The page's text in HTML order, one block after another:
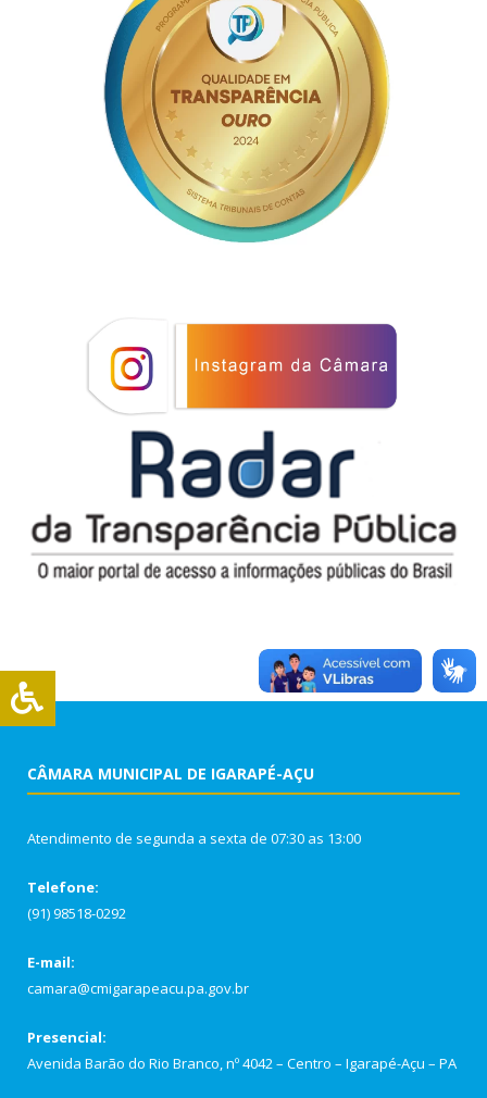
CÂMARA MUNICIPAL DE IGARAPÉ-AÇU
Atendimento de segunda a sexta de 07:30 as 13:00
Telefone:
(91) 98518-0292
E-mail:
camara@cmigarapeacu.pa.gov.br
Presencial:
Avenida Barão do Rio Branco, nº 4042 – Centro – Igarapé-Açu – PA